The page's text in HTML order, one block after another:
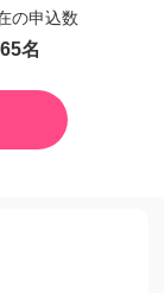
の申込数
名